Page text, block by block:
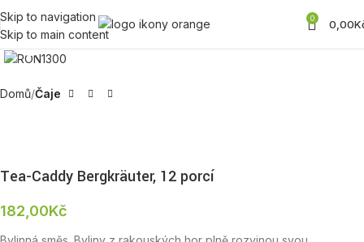
Skip to navigation
Skip to main content
0 0,00
Zobrazit produktovou fotku
Domů Čaje
Tea-Caddy Bergkräuter, 12 porcí
182,00Kč